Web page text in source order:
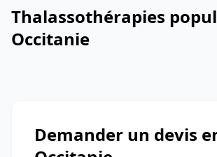
Thalassothérapies
Occitanie
Demander un devis